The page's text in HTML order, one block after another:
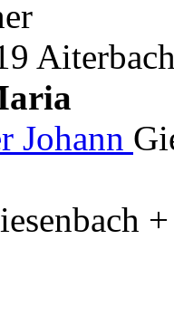
Johann